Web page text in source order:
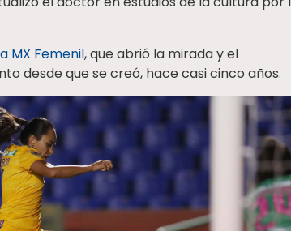
MX Femenil, que abrió la mirada y el
desde que se creó, hace casi cinco años.